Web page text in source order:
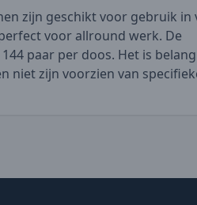
zijn geschikt voor gebruik in
voor allround werk. De
paar per doos. Het is
niet zijn voorzien van